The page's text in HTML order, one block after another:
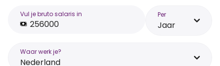
Vul je bruto salaris in Per
Jaar
Waar werk je?
Nederland